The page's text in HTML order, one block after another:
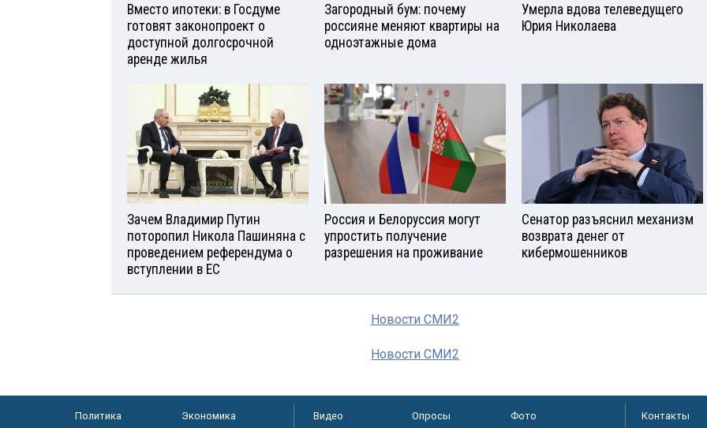
Вместо ипотеки: в Госдуме
готовят законопроект о
доступной долгосрочной
аренде жилья
Загородный бум: почему
россияне меняют квартиры на
одноэтажные дома
Умерла вдова телеведущего
Юрия Николаева
Зачем Владимир Путин
поторопил Никола Пашиняна с
проведением референдума о
вступлении в ЕС
Россия и Белоруссия могут
упростить получение
разрешения на проживание
Сенатор разъяснил механизм
возврата денег от
кибермошенников
Новости СМИ2
Новости СМИ2
Политика
Экономика
Видео Опросы
Фото
Контакты